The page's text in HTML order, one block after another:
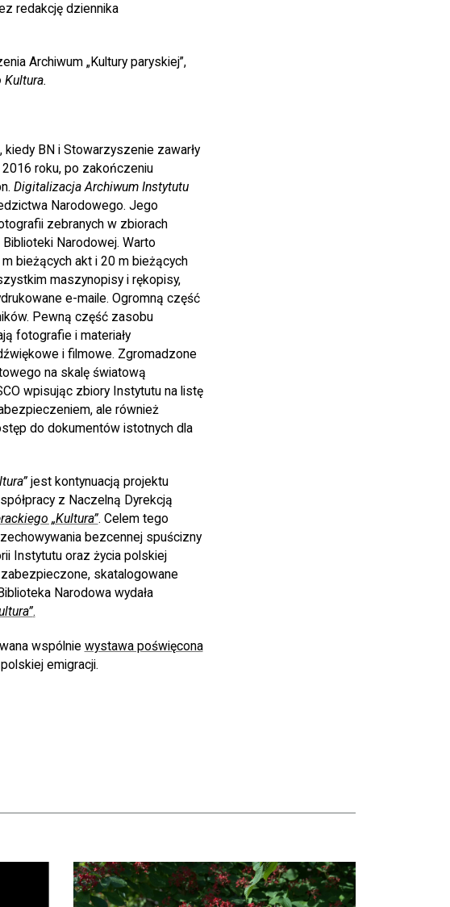
redakcję dziennika
Archiwum „Kultury paryskiej”,
BN i Stowarzyszenie zawarły
roku, po zakończeniu
Digitalizacja Archiwum Instytutu
Narodowego. Jego
zebranych w zbiorach
Narodowej. Warto
bieżących akt i 20 m bieżących
maszynopisy i rękopisy,
e-maile. Ogromną część
Pewną część zasobu
fotografie i materiały
i filmowe. Zgromadzone
na skalę światową
wpisując zbiory Instytutu na listę
ale również
do dokumentów istotnych dla
jest kontynuacją projektu
z Naczelną Dyrekcją
„Kultura”. Celem tego
bezcennej spuścizny
Instytutu oraz życia polskiej
skatalogowane
Narodowa wydała
.
wspólnie wystawa poświęcona
emigracji.
st. Warszawyczytaj więcej o Hortensje i kalina zdobią otoczenie Biblioteki Narodowej